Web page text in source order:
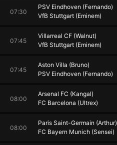
07:30
PSV Eindhoven (Fernando)
VfB Stuttgart (Eminem)
07:45
Villarreal CF (Walnut)
VfB Stuttgart (Eminem)
07:45
Aston Villa (Bruno)
PSV Eindhoven (Fernando)
08:00
Arsenal FC (Kangal)
FC Barcelona (Ultrex)
08:00
Paris Saint-Germain (Arthur)
FC Bayern Munich (Sensei)